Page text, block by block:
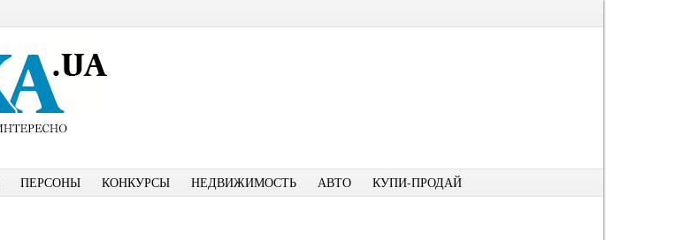
ПЕРСОНЫ КОНКУРСЫ НЕДВИЖИМОСТЬ АВТО КУПИ-ПРОДАЙ